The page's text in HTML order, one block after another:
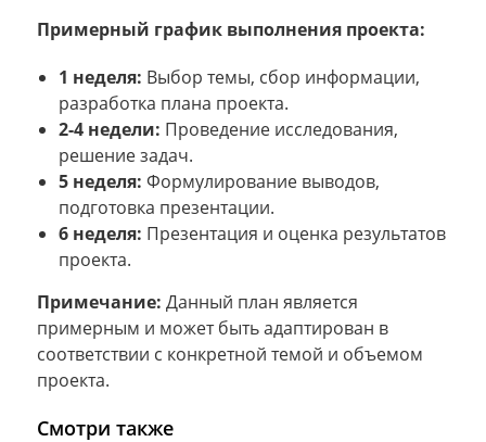
Примерный график выполнения проекта:
1 неделя: Выбор темы, сбор информации,
разработка плана проекта.
2-4 недели: Проведение исследования,
решение задач.
5 неделя: Формулирование выводов,
подготовка презентации.
6 неделя: Презентация и оценка результатов
проекта.
Примечание: Данный план является
примерным и может быть адаптирован в
соответствии с конкретной темой и объемом
проекта.
Смотри также